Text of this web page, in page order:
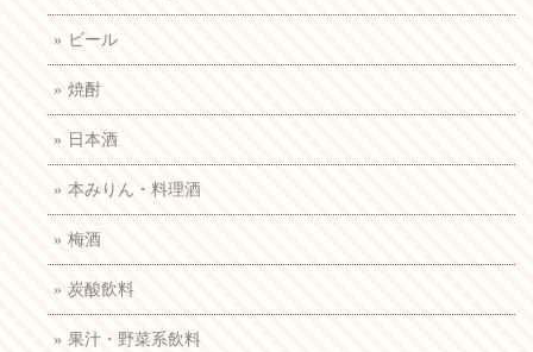
ビール
焼酎
日本酒
本みりん・料理酒
梅酒
炭酸飲料
果汁・野菜系飲料